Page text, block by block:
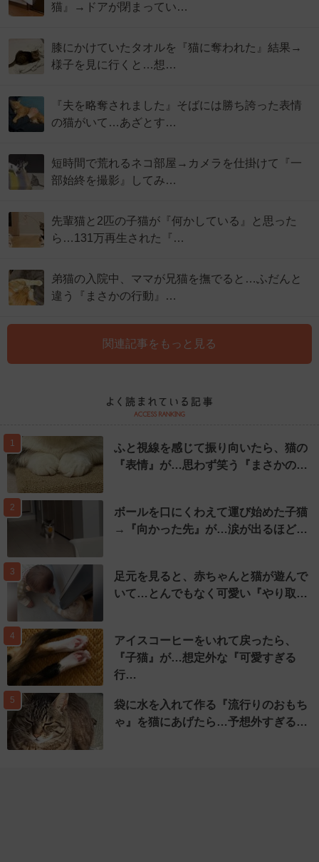
猫』→ドアが閉まってい…
膝にかけていたタオルを『猫に奪われた』結果→
様子を見に行くと…想…
『夫を略奪されました』そばには勝ち誇った表情
の猫がいて…あざとす…
短時間で荒れるネコ部屋→カメラを仕掛けて『一
部始終を撮影』してみ…
先輩猫と2匹の子猫が『何かしている』と思った
ら…131万再生された『…
弟猫の入院中、ママが兄猫を撫でると…ふだんと
違う『まさかの行動』…
関連記事をもっと見る
1
ふと視線を感じて振り向いたら、猫の
『表情』が…思わず笑う『まさかの…
2
ボールを口にくわえて運び始めた子猫
→『向かった先』が…涙が出るほど…
3
足元を見ると、赤ちゃんと猫が遊んで
いて…とんでもなく可愛い『やり取…
4
アイスコーヒーをいれて戻ったら、
『子猫』が…想定外な『可愛すぎる
行…
5
袋に水を入れて作る『流行りのおもち
ゃ』を猫にあげたら…予想外すぎる…